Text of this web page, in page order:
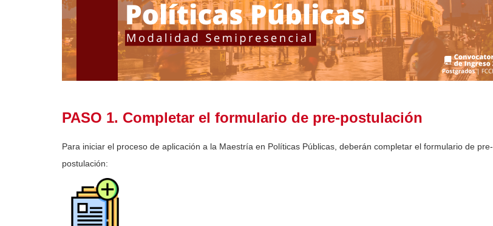
PASO 1. Completar el formulario de pre-postulación
Para iniciar el proceso de aplicación a la Maestría en Políticas Públicas, deberán completar el formulario de pre-
postulación: